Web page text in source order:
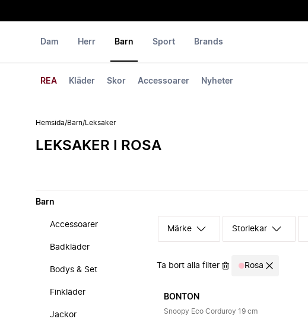
Dam Herr Barn
REA Kläder Skor Accessoarer Nyheter
Sport Brands
Hemsida/Barn/ Leksaker
LEKSAKER I ROSA
Barn
Accessoarer
Badkläder
Bodys & Set
Finkläder
Jackor
Märke Storlekar
Ta bort alla filter Rosa
BONTON
Snoopy Eco Corduroy 19 cm